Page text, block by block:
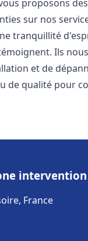
proposons
sur nos
tranquillité
Ils
et de
de qualité pour
intervention
France